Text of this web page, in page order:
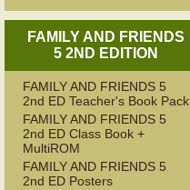
FAMILY AND FRIENDS
5 2ND EDITION
FAMILY AND FRIENDS 5
2nd ED Teacher's Book Pack
FAMILY AND FRIENDS 5
2nd ED Class Book +
MultiROM
FAMILY AND FRIENDS 5
2nd ED Posters